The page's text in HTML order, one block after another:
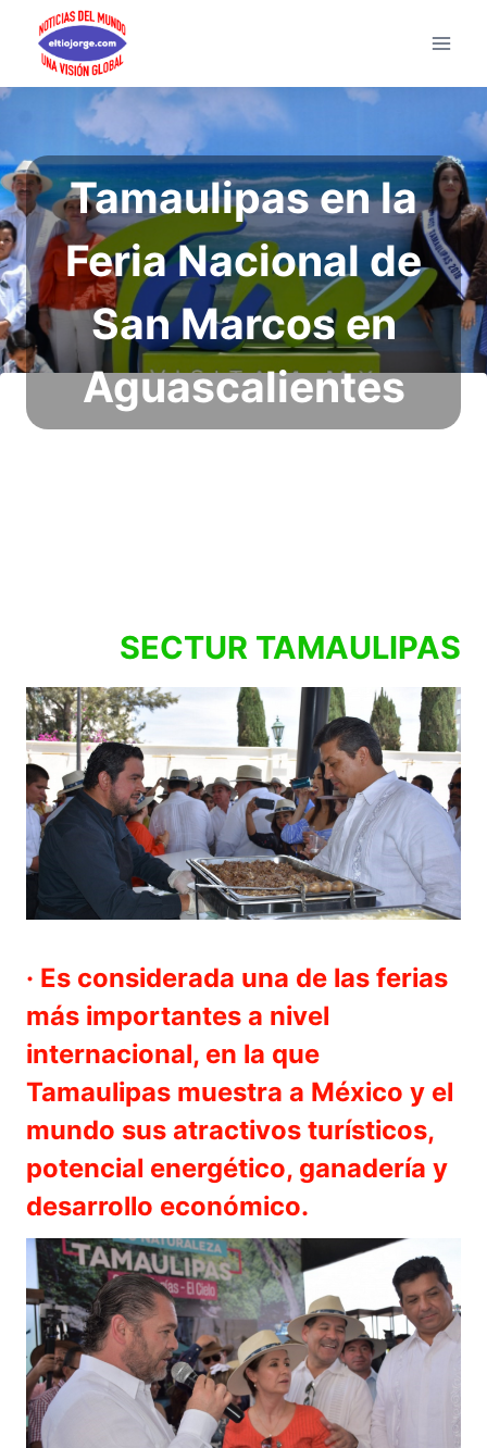
Saltar
contenido
Tamaulipas en la
Feria Nacional de
San Marcos en
Aguascalientes
SECTUR TAMAULIPAS
· Es considerada una de las ferias
más importantes a nivel
internacional, en la que
Tamaulipas muestra a México y el
mundo sus atractivos turísticos,
potencial energético, ganadería y
desarrollo económico.